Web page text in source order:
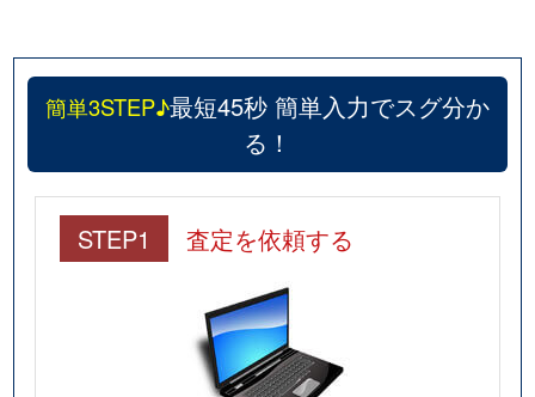
簡単3STEP♪最短45秒 簡単入力でスグ分か
る！
STEP1 査定を依頼する